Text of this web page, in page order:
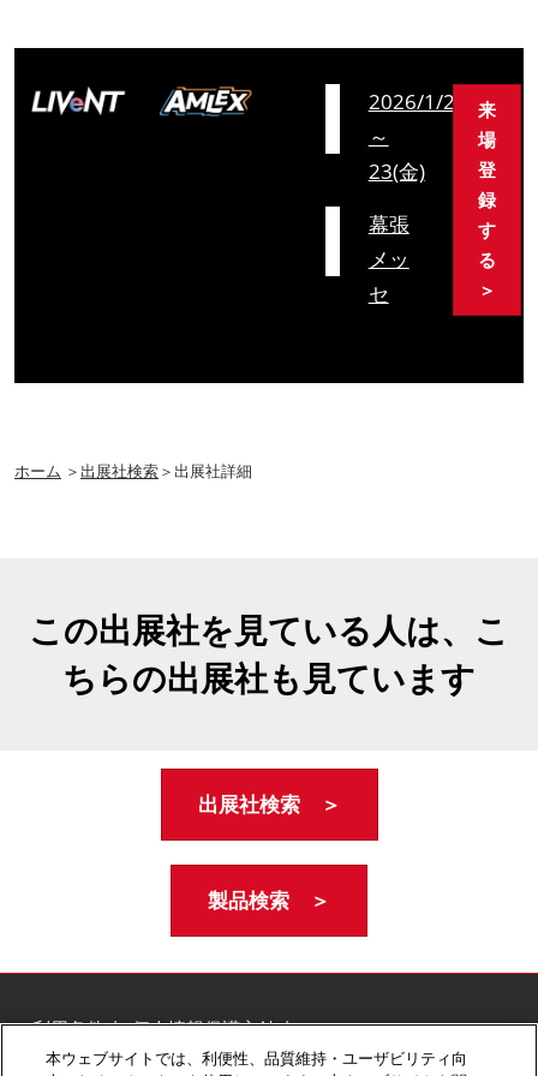
2026/1/21(水)
～
23(金)
幕張
メッ
セ
来
場
登
録
す
る
＞
ホーム ＞出展社検索＞出展社詳細
この出展社を見ている人は、こ
ちらの出展社も見ています
出展社検索 ＞
製品検索 ＞
ご利用条件
個人情報保護方針
個人情報に関する修正・利用停止など
本ウェブサイトでは、利便性、品質維持・ユーザビリティ向